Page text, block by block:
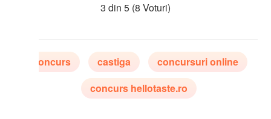
(8 Voturi)
castiga
concursuri online
concurs hellotaste.ro